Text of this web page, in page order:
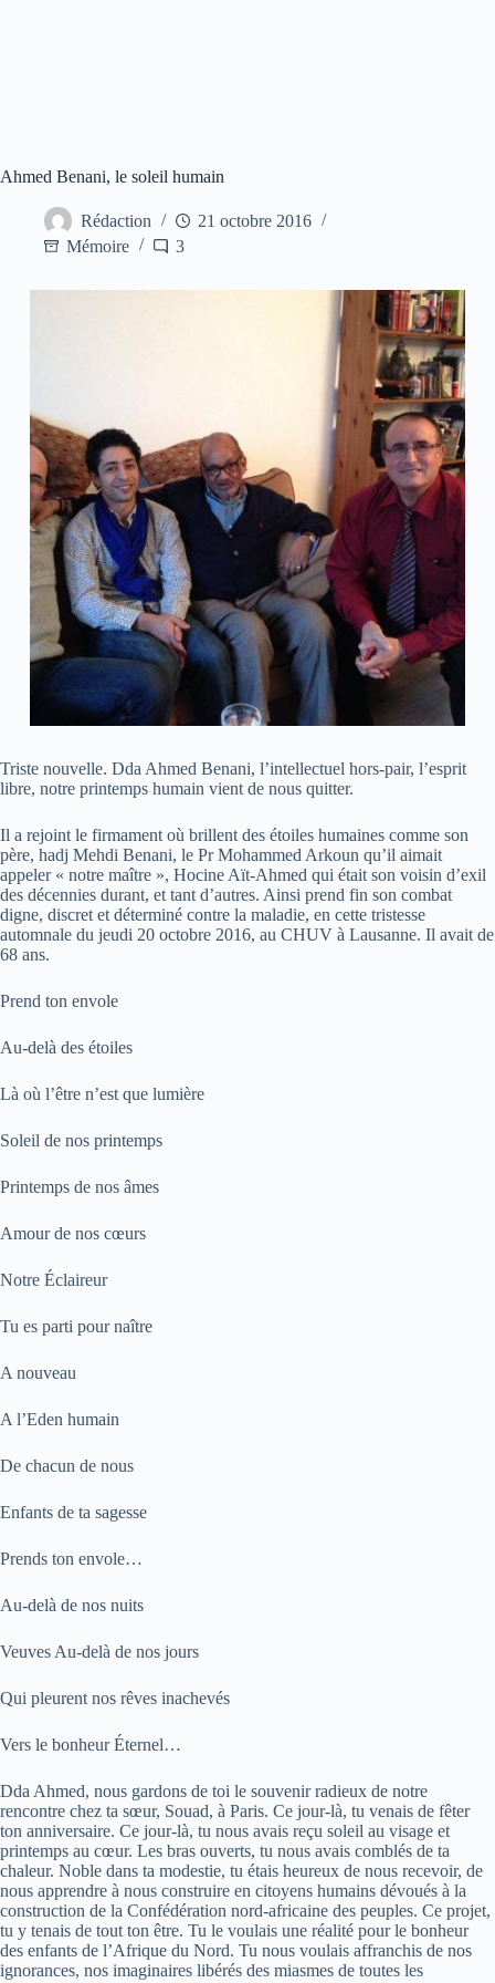
Ahmed Benani, le soleil humain
Rédaction
21 octobre 2016
Mémoire
3
Triste nouvelle. Dda Ahmed Benani, l’intellectuel hors-pair, l’esprit
libre, notre printemps humain vient de nous quitter.
Il a rejoint le firmament où brillent des étoiles humaines comme son
père, hadj Mehdi Benani, le Pr Mohammed Arkoun qu’il aimait
appeler « notre maître », Hocine Aït-Ahmed qui était son voisin d’exil
des décennies durant, et tant d’autres. Ainsi prend fin son combat
digne, discret et déterminé contre la maladie, en cette tristesse
automnale du jeudi 20 octobre 2016, au CHUV à Lausanne. Il avait de
68 ans.
Prend ton envole
Au-delà des étoiles
Là où l’être n’est que lumière
Soleil de nos printemps
Printemps de nos âmes
Amour de nos cœurs
Notre Éclaireur
Tu es parti pour naître
A nouveau
A l’Eden humain
De chacun de nous
Enfants de ta sagesse
Prends ton envole…
Au-delà de nos nuits
Veuves Au-delà de nos jours
Qui pleurent nos rêves inachevés
Vers le bonheur Éternel…
Dda Ahmed, nous gardons de toi le souvenir radieux de notre
rencontre chez ta sœur, Souad, à Paris. Ce jour-là, tu venais de fêter
ton anniversaire. Ce jour-là, tu nous avais reçu soleil au visage et
printemps au cœur. Les bras ouverts, tu nous avais comblés de ta
chaleur. Noble dans ta modestie, tu étais heureux de nous recevoir, de
nous apprendre à nous construire en citoyens humains dévoués à la
construction de la Confédération nord-africaine des peuples. Ce projet,
tu y tenais de tout ton être. Tu le voulais une réalité pour le bonheur
des enfants de l’Afrique du Nord. Tu nous voulais affranchis de nos
ignorances, nos imaginaires libérés des miasmes de toutes les